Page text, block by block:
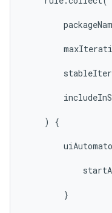
    ) {
        }